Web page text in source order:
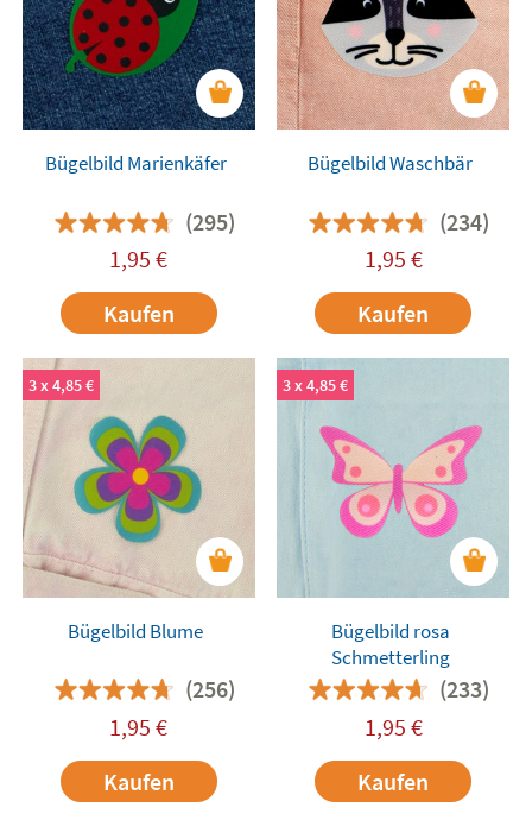
Bügelbild Marienkäfer
(295)
1,95 €
Kaufen
Bügelbild Waschbär
(234)
1,95 €
Kaufen
3 x 4,85 €
Bügelbild Blume
(256)
1,95 €
Kaufen
3 x 4,85 €
Bügelbild rosa
Schmetterling
(233)
1,95 €
Kaufen